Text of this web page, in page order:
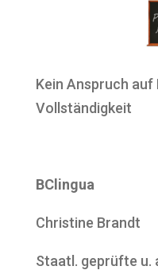
Kein Anspruch
Vollständigkeit
BClingua
Christine Brandt
Staatl. geprüfte u.